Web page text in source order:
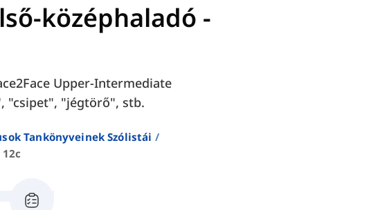
középhaladó -
Upper-Intermediate
"csipet", "jégtörő", stb.
Tankönyveinek Szólistái
12c